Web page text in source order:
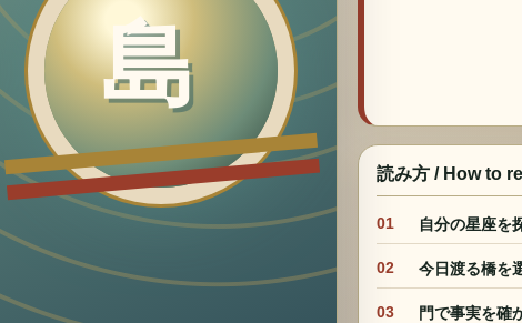
読み方 / How to
01 自分の星座
02 今日渡る橋を
03 門で事実を